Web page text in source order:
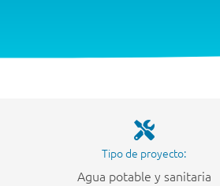
Tipo de proyecto:
Agua potable y sanitaria